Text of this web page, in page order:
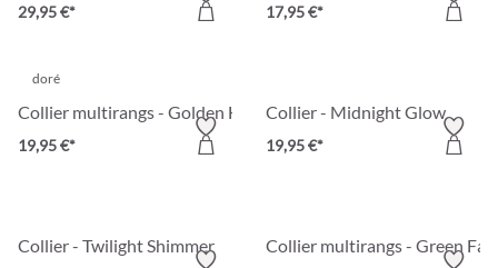
29,95 €* 17,95 €*
doré
Collier multirangs - Golden Harmony
19,95 €*
Collier - Midnight Glow
19,95 €*
Collier - Twilight Shimmer Collier multirangs - Green